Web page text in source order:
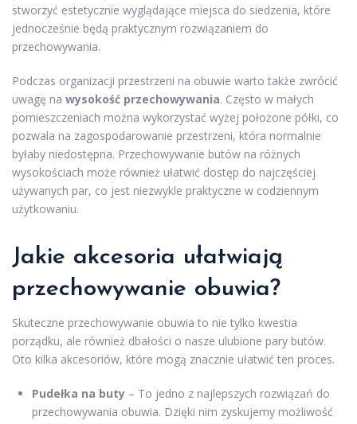
stworzyć estetycznie wyglądające miejsca do siedzenia, które
jednocześnie będą praktycznym rozwiązaniem do
przechowywania.
Podczas organizacji przestrzeni na obuwie warto także zwrócić
uwagę na wysokość przechowywania. Często w małych
pomieszczeniach można wykorzystać wyżej położone półki, co
pozwala na zagospodarowanie przestrzeni, która normalnie
byłaby niedostępna. Przechowywanie butów na różnych
wysokościach może również ułatwić dostęp do najczęściej
używanych par, co jest niezwykle praktyczne w codziennym
użytkowaniu.
Jakie akcesoria ułatwiają
przechowywanie obuwia?
Skuteczne przechowywanie obuwia to nie tylko kwestia
porządku, ale również dbałości o nasze ulubione pary butów.
Oto kilka akcesoriów, które mogą znacznie ułatwić ten proces.
Pudełka na buty – To jedno z najlepszych rozwiązań do
przechowywania obuwia. Dzięki nim zyskujemy możliwość